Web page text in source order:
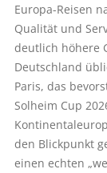
Europa-Reisen
Qualität und
deutlich höhere
Deutschland
Paris, das
Solheim Cup
den Blickpunkt
einen echten